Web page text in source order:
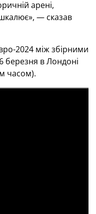
арені,
— сказав
2024 між збірними
березня в Лондоні
часом).